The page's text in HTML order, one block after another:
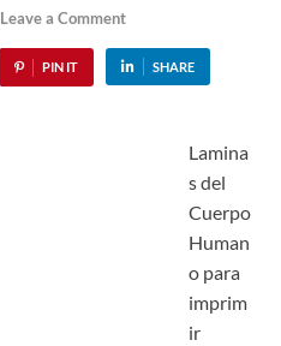
Leave a Comment
PIN IT SHARE
Lamina
s del
Cuerpo
Human
o para
imprim
ir